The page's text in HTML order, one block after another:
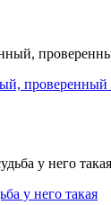
проверенный
у него такая